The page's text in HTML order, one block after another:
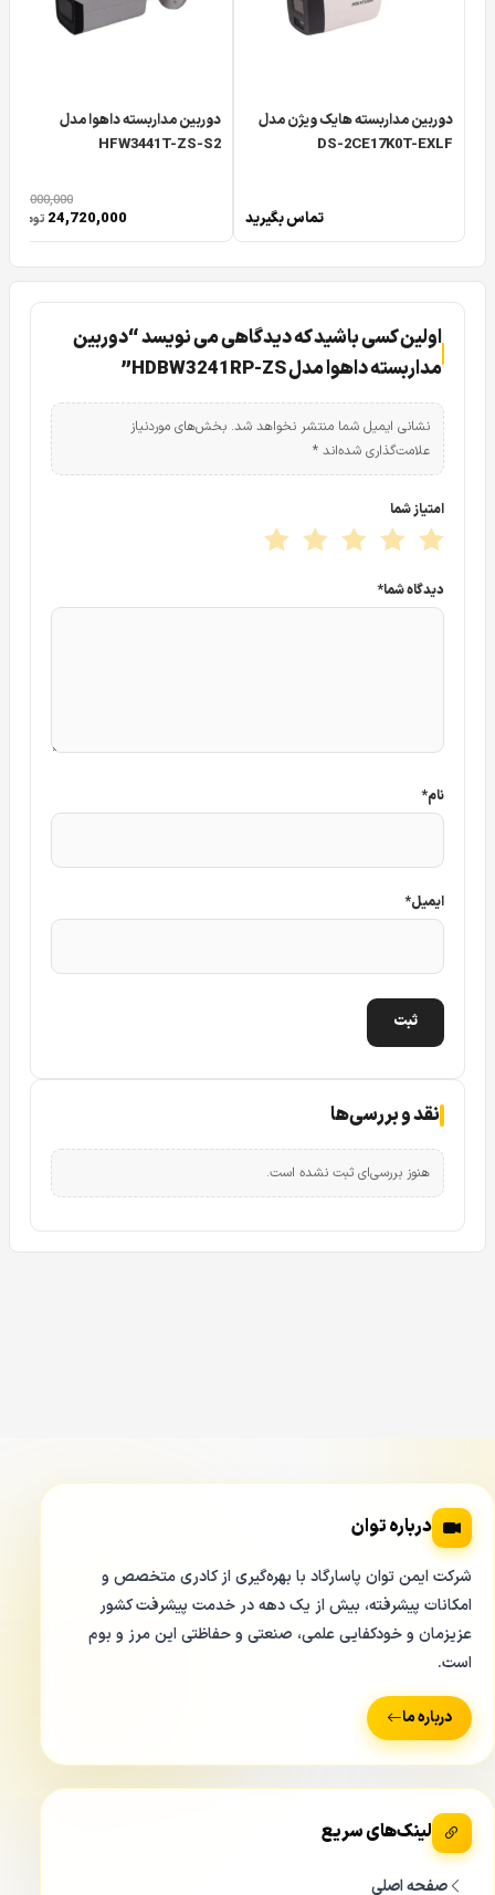
دوربین مداربسته هایک ویژن مدل
DS-2CE17K0T-EXLF
تماس بگیرید
دوربین مداربسته داهوا مدل
HFW3441T-ZS-S2
30,000,000
24,720,000 تومان
نقد و بررسی‌ها
هنوز بررسی‌ای ثبت نشده است.
اولین کسی باشید که دیدگاهی می نویسد “دوربین
مداربسته داهوا مدل HDBW3241RP-ZS”
نشانی ایمیل شما منتشر نخواهد شد. بخش‌های موردنیاز
علامت‌گذاری شده‌اند *
امتیاز شما
دیدگاه شما*
نام*
ایمیل*
درباره توان
شرکت ایمن توان پاسارگاد با بهره‌گیری از کادری متخصص و
امکانات پیشرفته، بیش از یک دهه در خدمت پیشرفت کشور
عزیزمان و خودکفایی علمی، صنعتی و حفاظتی این مرز و بوم
است.
درباره ما
لینک‌های سریع
صفحه اصلی